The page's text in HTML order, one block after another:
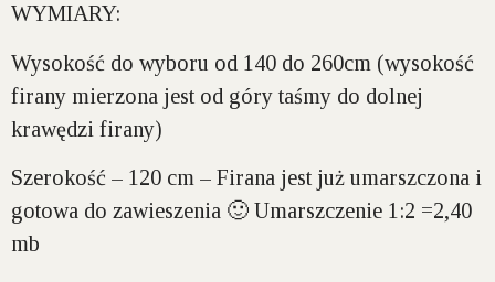
WYMIARY:
Wysokość do wyboru od 140 do 260cm (wysokość
firany mierzona jest od góry taśmy do dolnej
krawędzi firany)
Szerokość – 120 cm – Firana jest już umarszczona i
gotowa do zawieszenia 🙂 Umarszczenie 1:2 =2,40
mb